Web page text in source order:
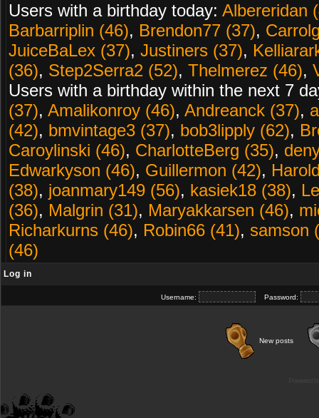
Users with a birthday today: Albereridan
Barbarriplin (46), Brendon77 (37),
JuiceBaLex (37), Justiners (37),
(36), Step2Serra2 (52), Thelmerez (46),
Users with a birthday within the next 7
(37), Amalikonroy (46), Andreanck (37),
(42), bmvintage3 (37), bob3lipply (62),
Caroylinski (46), CharlotteBerg (35),
Edwarkyson (46), Guillermon (42),
(38), joanmary149 (56), kasiek18 (38),
(36), Malgrin (31), Maryakkarsen (46),
Richarkurns (46), Robin66 (41), samson
(46)
Log in
Username: Password:
New posts